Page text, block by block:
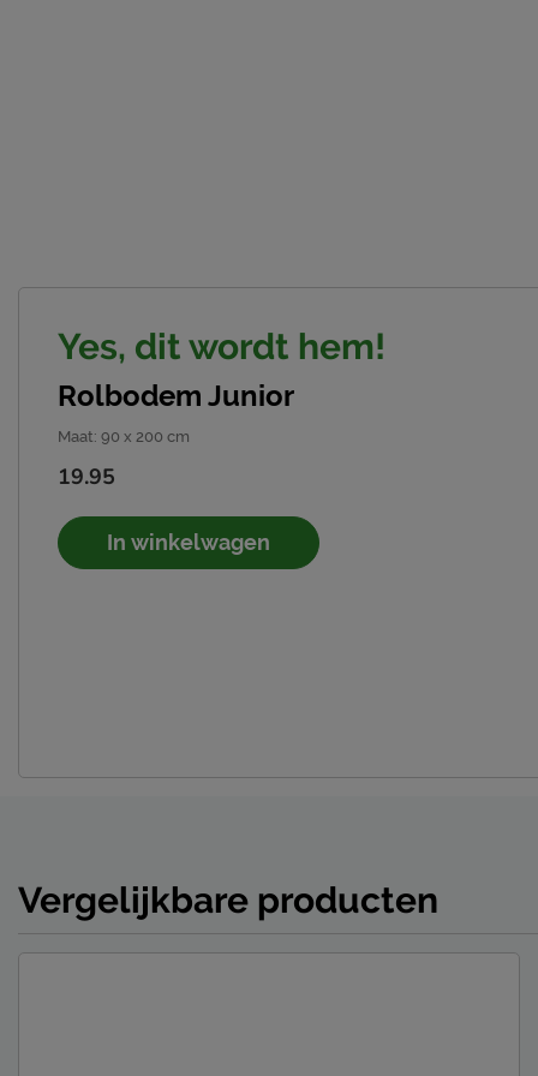
Yes, dit wordt hem!
Rolbodem Junior
Maat: 90 x 200 cm
19.95
In winkelwagen
Vergelijkbare producten